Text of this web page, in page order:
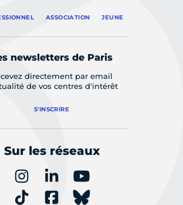
ASSOCIATION JEUNE
newsletters de Paris
directement par email
de vos centres d'intérêt
S'INSCRIRE
Sur les réseaux